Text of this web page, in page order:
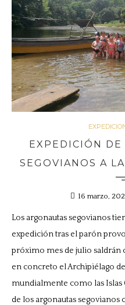
EXPEDICIÓN DE
SEGOVIANOS A
16 marzo,
Los argonautas segovianos
expedición tras el parón
próximo mes de julio saldrán
en concreto el Archipiélago
mundialmente como las Islas
de los argonautas segovianos